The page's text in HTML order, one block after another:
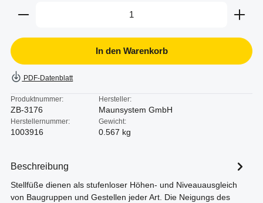
Produkt Anzahl: Gib den gewünschten Wert ein
In den Warenkorb
PDF-Datenblatt
Produktnummer:
ZB-3176
Hersteller:
Maunsystem GmbH
Herstellernummer:
1003916
Gewicht:
0.567 kg
Beschreibung
Stellfüße dienen als stufenloser Höhen- und Niveauausgleich
von Baugruppen und Gestellen jeder Art. Die Neigungs des